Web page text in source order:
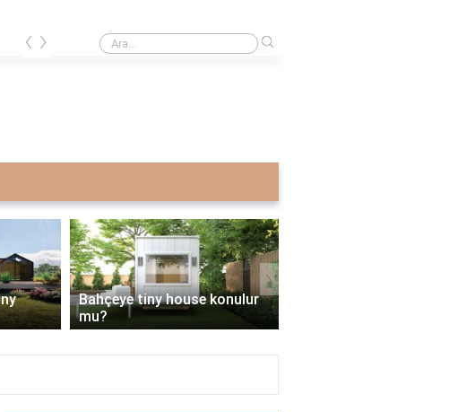
10. sınıf için çalışma programı nerede bulunur?
‹ ›
Bahçeye tiny house konulur
mu?
›